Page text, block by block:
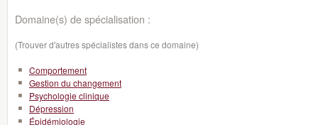
Domaine(s) de spécialisation :
(Trouver d'autres spécialistes dans ce domaine)
Comportement
Gestion du changement
Psychologie clinique
Dépression
Épidémiologie